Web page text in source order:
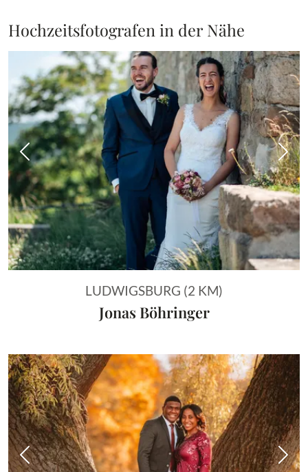
Hochzeitsfotografen in der Nähe
Vorheriges Bild
LUDWIGSBURG (2 KM)
Jonas Böhringer
Vorheriges Bild